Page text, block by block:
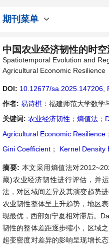
期刊菜单
中国农业经济韧性的时
Spatiotemporal Evolution and
Agricultural Economic Resilience
DOI: 10.12677/sa.2025.147206
作者: 易诗棋 ：福建师范大学数学
关键词: 农业经济韧性 ； 熵值法 ；
Agricultural Economic Resilience ；
Gini Coefficient ； Kernel Density
摘要: 本文采用熵值法对
藏)农业经济韧性进行评估，并
法，对区域间差异及其演变趋势
农业韧性整体呈上升趋势，地区
现最优，西部如宁夏相对滞后。
韧性的整体差距逐步缩小，区域
超变密度对差异的影响呈现增长